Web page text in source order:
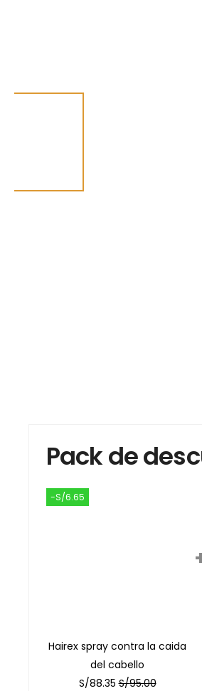
Pack de
-S/6.65
Hairex spray contra la caida
del cabello
S/88.35 S/95.00